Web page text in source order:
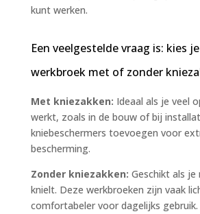
kunt werken.
Een veelgestelde vraag is: kies
werkbroek met of zonder
Met kniezakken: Ideaal als je veel
werkt, zoals in de bouw of bij
kniebeschermers toevoegen voor
bescherming.
Zonder kniezakken: Geschikt als je
knielt. Deze werkbroeken zijn vaak
comfortabeler voor dagelijks gebruik.